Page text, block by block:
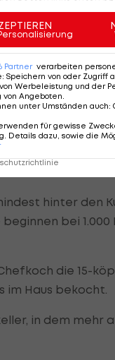
Arnautovicda
für Seefeld.
wie der
Jugendliche,
hinter den
bei
die 15-
im Haus bekocht.
in dem mehr
Partner verarbeiten
: Speichern von oder Zugriff
Werbeleistung und der
von Angeboten.
unter Umständen auch:
für gewisse
Details dazu, sowie die